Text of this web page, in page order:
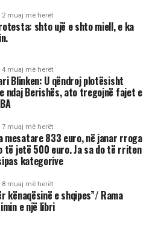
2 muaj më herët
shto ujë e shto miell, e ka
4 muaj më herët
Blinken: U qëndroj plotësisht
ndaj Berishës, ato tregojnë fajet e
7 muaj më herët
mesatare 833 euro, në janar rroga
të jetë 500 euro. Ja sa do të rriten
kategorive
8 muaj më herët
kënaqësinë e shqipes”/ Rama
e një libri